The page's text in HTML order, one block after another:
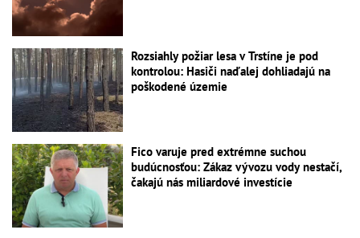
Rozsiahly požiar lesa v Trstíne je pod
kontrolou: Hasiči naďalej dohliadajú na
poškodené územie
Fico varuje pred extrémne suchou
budúcnosťou: Zákaz vývozu vody nestačí,
čakajú nás miliardové investície